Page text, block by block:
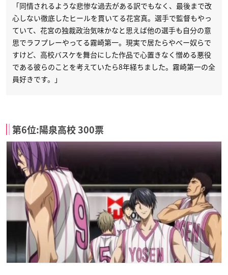
「同情されるような悲惨な過去がある訳でもなく、最後まで改
心しない徹底したヒールを貫いてる花宮真。選手で監督もやっ
ていて、花宮の独裁政治気味かなと思えば他の選手も自分の意
思でラフプレーやってる霧崎第一。現実で居たらやべー奴らで
すけど、高校バスケを舞台にした作品で心置きなく憎める悪役
である彼らのことを考えていたら8年経ちました。霧崎第一の全
員好きです。」
第6位:陽泉高校 300票